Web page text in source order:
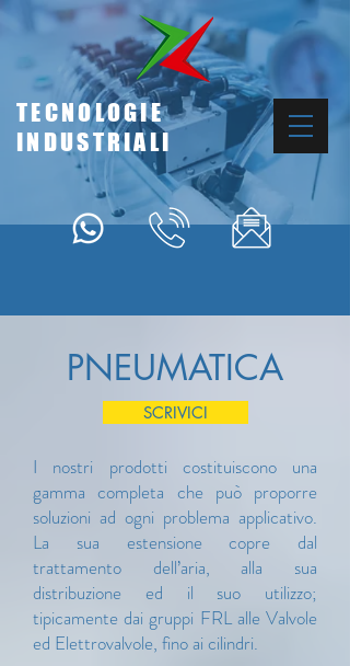
TECNOLOGIE
INDUSTRIALI
PNEUMATICA
SCRIVICI
I nostri prodotti costituiscono una
gamma completa che può proporre
soluzioni ad ogni problema applicativo.
La sua estensione copre dal
trattamento dell’aria, alla sua
distribuzione ed il suo utilizzo;
tipicamente dai gruppi FRL alle Valvole
ed Elettrovalvole, fino ai cilindri.